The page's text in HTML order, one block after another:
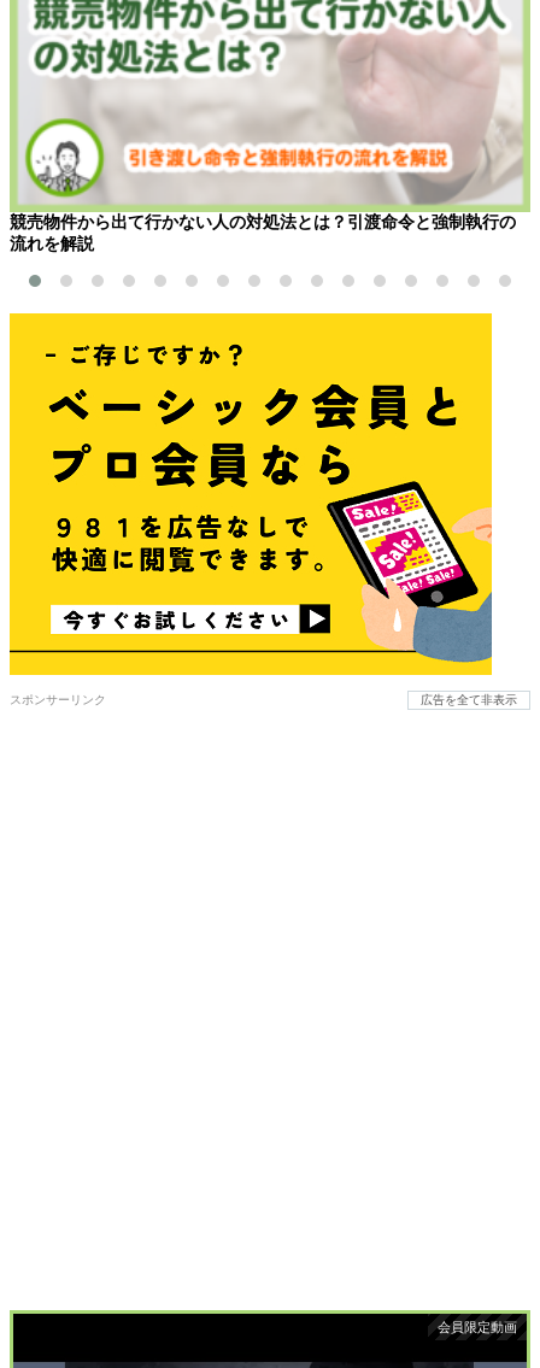
競売物件から出て行かない人の対処法とは？引渡命令と強制執行の
流れを解説
スポンサーリンク 広告を全て非表示